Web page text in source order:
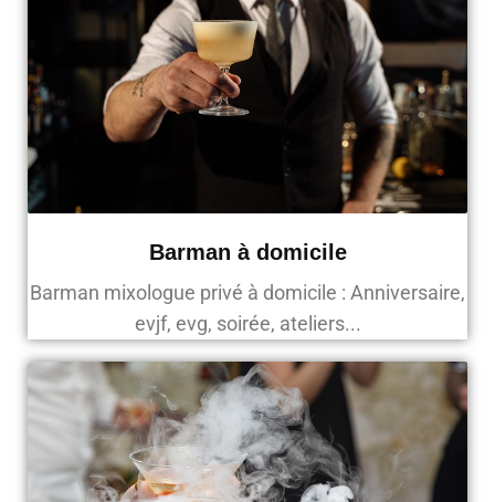
Barman à domicile
Barman mixologue privé à domicile : Anniversaire,
evjf, evg, soirée, ateliers...